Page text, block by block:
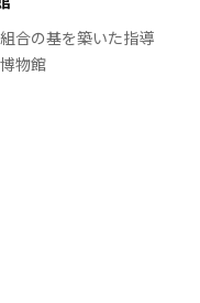
合の基を築いた指導
物館